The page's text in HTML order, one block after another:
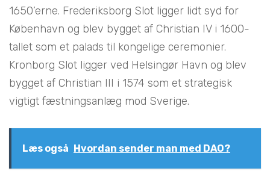
1650’erne. Frederiksborg Slot ligger lidt syd for
København og blev bygget af Christian IV i 1600-
tallet som et palads til kongelige ceremonier.
Kronborg Slot ligger ved Helsingør Havn og blev
bygget af Christian III i 1574 som et strategisk
vigtigt fæstningsanlæg mod Sverige.
Læs også Hvordan sender man med DAO?